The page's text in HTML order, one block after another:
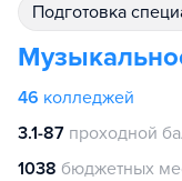
подготовка
46 колледжей
3.1-87 проходной
1038 бюджетных